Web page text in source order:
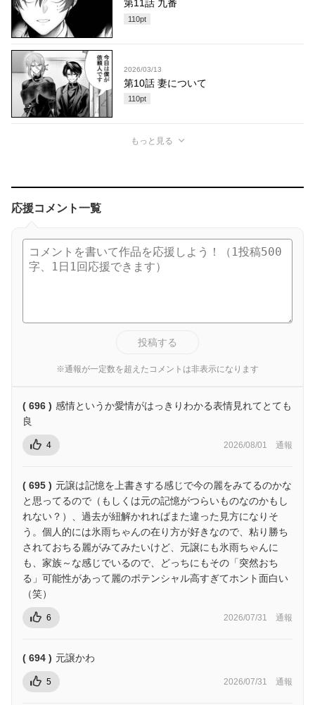
第11話 九番
110pt
2026/03/13
第10話 妻について
110pt
もっと見る
応援コメント一覧
投稿する
※通報が一定数を超えたコメントは非表示になります
( 696 ) 感情というか愛情がはっきりわかる表情見れてとても
良
4 2026/08/01 通報
( 695 ) 元譲は記憶を上書きする感じで今の麗をみてるのかな
と思ってるので（もしくは元の記憶がつらいものなのかもし
れない？）、過去が紐解かれればまた違った見方になりそ
う。個人的には氷雨ちゃんの在り方が好きなので、粘り勝ち
されておちる麗がみてみたいけど、元譲にも氷雨ちゃんに
も、家族～な感じでいるので、どっちにもその「突然おち
る」可能性があって麗のポテンシャル高すぎてホント面白い
（笑）
6 2026/07/31 通報
( 694 ) 元譲かわ
5 2026/07/31 通報